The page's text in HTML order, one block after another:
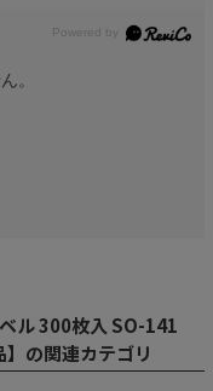
。
ル 300枚入 SO-141
の関連カテゴリ